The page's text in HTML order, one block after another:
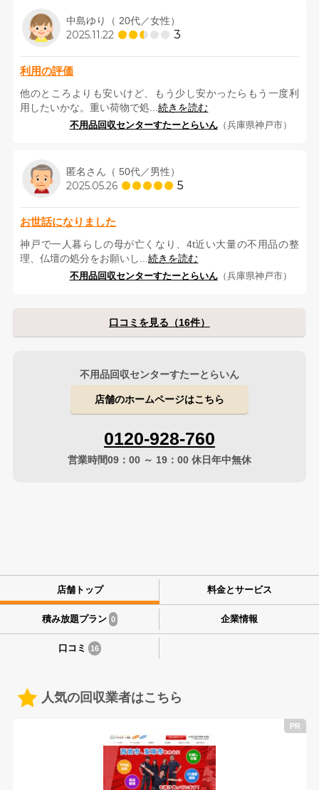
中島ゆり（ 20代／女性）
2025.11.22 3
利用の評価
他のところよりも安いけど、もう少し安かったらもう一度利
用したいかな。重い荷物で処...続きを読む
不用品回収センターすたーとらいん（兵庫県神戸市）
匿名さん（ 50代／男性）
2025.05.26 5
お世話になりました
神戸で一人暮らしの母が亡くなり、4t近い大量の不用品の整
理、仏壇の処分をお願いし...続きを読む
不用品回収センターすたーとらいん（兵庫県神戸市）
口コミを見る（16件）
不用品回収センターすたーとらいん
店舗のホームページはこちら
0120-928-760
営業時間09：00 ～ 19：00 休日年中無休
店舗トップ 料金とサービス
積み放題プラン 0 企業情報
口コミ 16
人気の回収業者はこちら